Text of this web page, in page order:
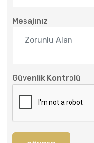
Mesajınız
Güvenlik Kontrolü